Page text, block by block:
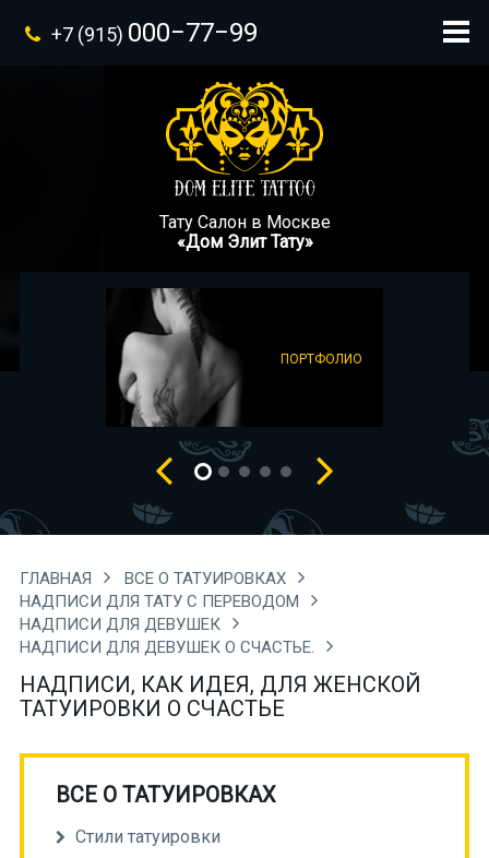
+7 (915) 000−77−99
Тату Салон в Москве
«Дом Элит Тату»
ПОРТФОЛИО
ГЛАВНАЯ
ВСЕ О ТАТУИРОВКАХ
НАДПИСИ ДЛЯ ТАТУ С ПЕРЕВОДОМ
НАДПИСИ ДЛЯ ДЕВУШЕК
НАДПИСИ ДЛЯ ДЕВУШЕК О СЧАСТЬЕ.
НАДПИСИ, КАК ИДЕЯ, ДЛЯ ЖЕНСКОЙ
ТАТУИРОВКИ О СЧАСТЬЕ
ВСЕ О ТАТУИРОВКАХ
Стили татуировки